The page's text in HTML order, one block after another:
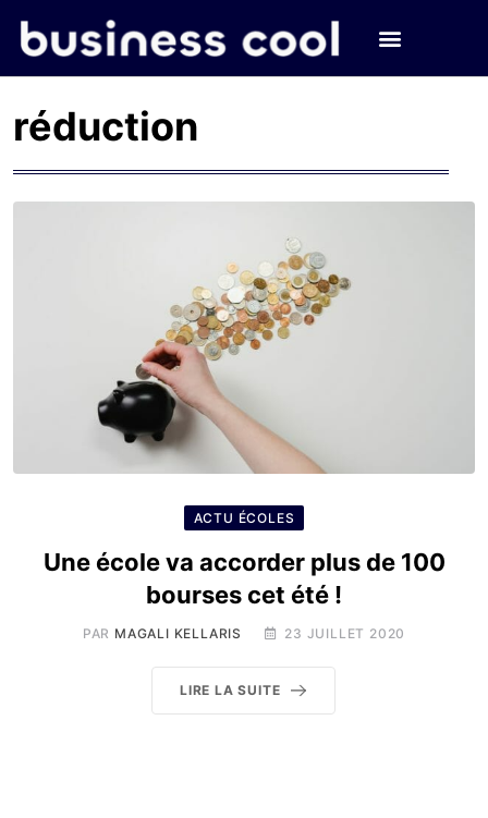
réduction
ACTU ÉCOLES
Une école va accorder plus de 100
bourses cet été !
PAR MAGALI KELLARIS 23 JUILLET 2020
LIRE LA SUITE